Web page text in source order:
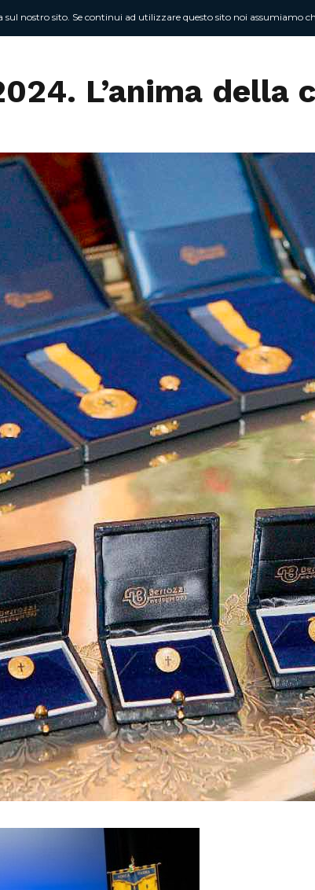
Chi sono
L’anima della
nostro sito. Se continui ad utilizzare questo sito noi assumiamo